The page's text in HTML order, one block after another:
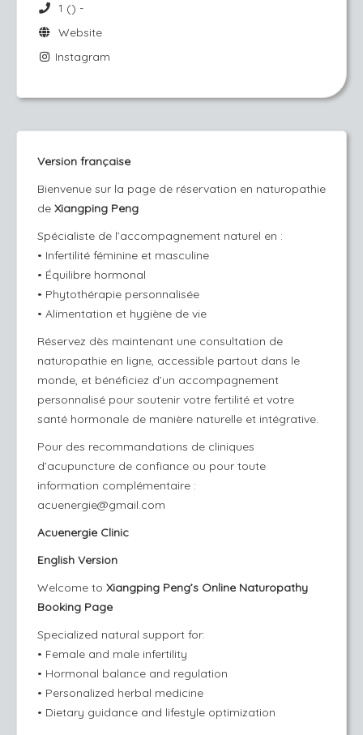
1 () -
Website
Instagram
Version française
Bienvenue sur la page de réservation en naturopathie
de Xiangping Peng
Spécialiste de l’accompagnement naturel en :
• Infertilité féminine et masculine
• Équilibre hormonal
• Phytothérapie personnalisée
• Alimentation et hygiène de vie
Réservez dès maintenant une consultation de
naturopathie en ligne, accessible partout dans le
monde, et bénéficiez d’un accompagnement
personnalisé pour soutenir votre fertilité et votre
santé hormonale de manière naturelle et intégrative.
Pour des recommandations de cliniques
d’acupuncture de confiance ou pour toute
information complémentaire :
acuenergie@gmail.com
Acuenergie Clinic
English Version
Welcome to Xiangping Peng’s Online Naturopathy
Booking Page
Specialized natural support for:
• Female and male infertility
• Hormonal balance and regulation
• Personalized herbal medicine
• Dietary guidance and lifestyle optimization